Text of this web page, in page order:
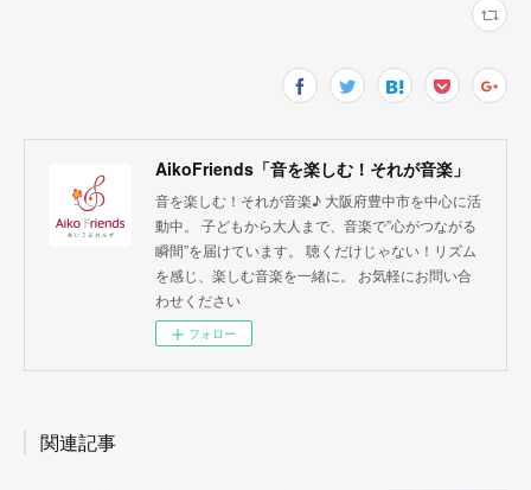
AikoFriends「音を楽しむ！それが音楽」
音を楽しむ！それが音楽♪ 大阪府豊中市を中心に活
動中。 子どもから大人まで、音楽で”心がつながる
瞬間”を届けています。 聴くだけじゃない！リズム
を感じ、楽しむ音楽を一緒に。 お気軽にお問い合
わせください
フォロー
関連記事